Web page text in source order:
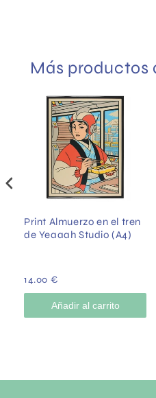
Más productos
Print Almuerzo en el tren
de Yeaaah Studio (A4)
14.00 €
Añadir al carrito